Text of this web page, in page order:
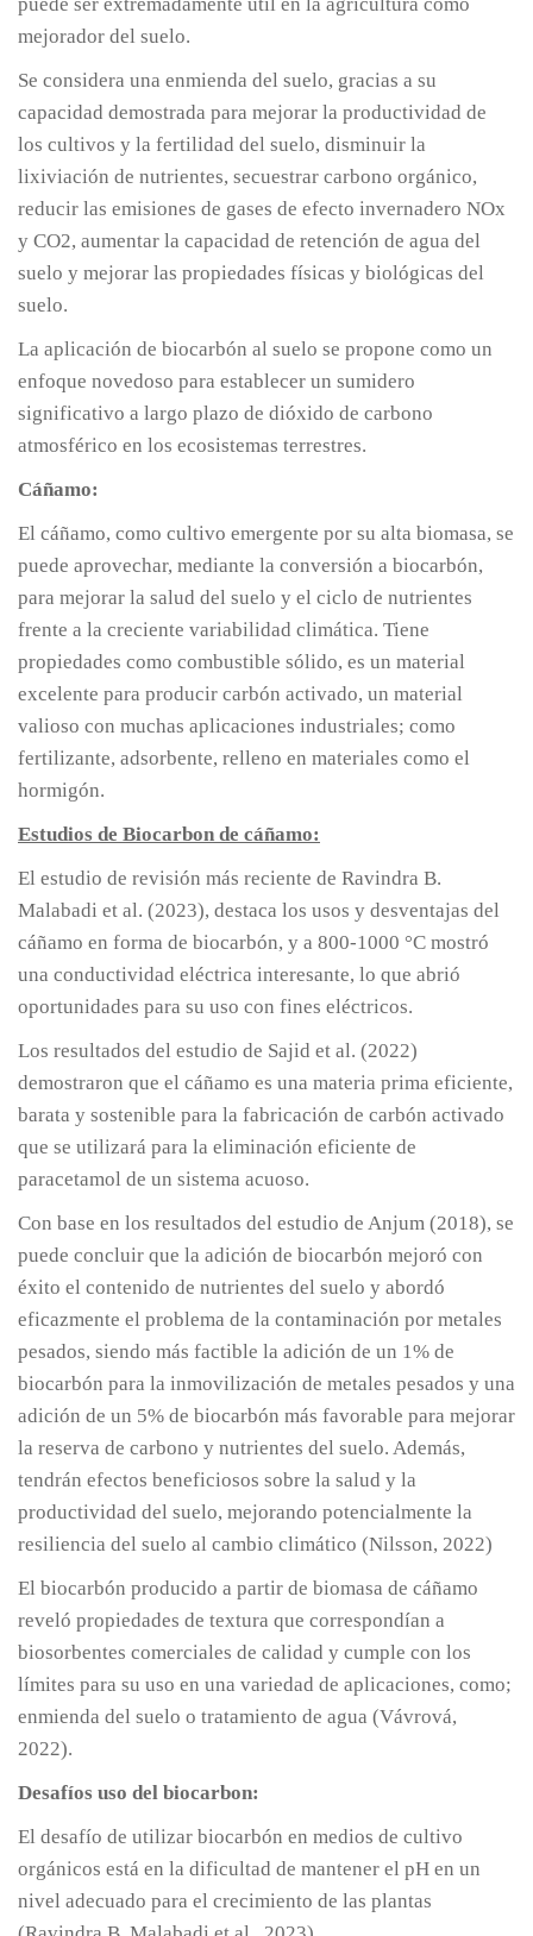
mejorador del suelo.
Se considera una enmienda del suelo, gracias a su
capacidad demostrada para mejorar la productividad de
los cultivos y la fertilidad del suelo, disminuir la
lixiviación de nutrientes, secuestrar carbono orgánico,
reducir las emisiones de gases de efecto invernadero NOx
y CO2, aumentar la capacidad de retención de agua del
suelo y mejorar las propiedades físicas y biológicas del
suelo.
La aplicación de biocarbón al suelo se propone como un
enfoque novedoso para establecer un sumidero
significativo a largo plazo de dióxido de carbono
atmosférico en los ecosistemas terrestres.
Cáñamo:
El cáñamo, como cultivo emergente por su alta biomasa, se
puede aprovechar, mediante la conversión a biocarbón,
para mejorar la salud del suelo y el ciclo de nutrientes
frente a la creciente variabilidad climática. Tiene
propiedades como combustible sólido, es un material
excelente para producir carbón activado, un material
valioso con muchas aplicaciones industriales; como
fertilizante, adsorbente, relleno en materiales como el
hormigón.
Estudios de Biocarbon de cáñamo:
El estudio de revisión más reciente de Ravindra B.
Malabadi et al. (2023), destaca los usos y desventajas del
cáñamo en forma de biocarbón, y a 800-1000 °C mostró
una conductividad eléctrica interesante, lo que abrió
oportunidades para su uso con fines eléctricos.
Los resultados del estudio de Sajid et al. (2022)
demostraron que el cáñamo es una materia prima eficiente,
barata y sostenible para la fabricación de carbón activado
que se utilizará para la eliminación eficiente de
paracetamol de un sistema acuoso.
Con base en los resultados del estudio de Anjum (2018), se
puede concluir que la adición de biocarbón mejoró con
éxito el contenido de nutrientes del suelo y abordó
eficazmente el problema de la contaminación por metales
pesados, siendo más factible la adición de un 1% de
biocarbón para la inmovilización de metales pesados y una
adición de un 5% de biocarbón más favorable para mejorar
la reserva de carbono y nutrientes del suelo. Además,
tendrán efectos beneficiosos sobre la salud y la
productividad del suelo, mejorando potencialmente la
resiliencia del suelo al cambio climático (Nilsson, 2022)
El biocarbón producido a partir de biomasa de cáñamo
reveló propiedades de textura que correspondían a
biosorbentes comerciales de calidad y cumple con los
límites para su uso en una variedad de aplicaciones, como;
enmienda del suelo o tratamiento de agua (Vávrová,
2022).
Desafíos uso del biocarbon:
El desafío de utilizar biocarbón en medios de cultivo
orgánicos está en la dificultad de mantener el pH en un
nivel adecuado para el crecimiento de las plantas